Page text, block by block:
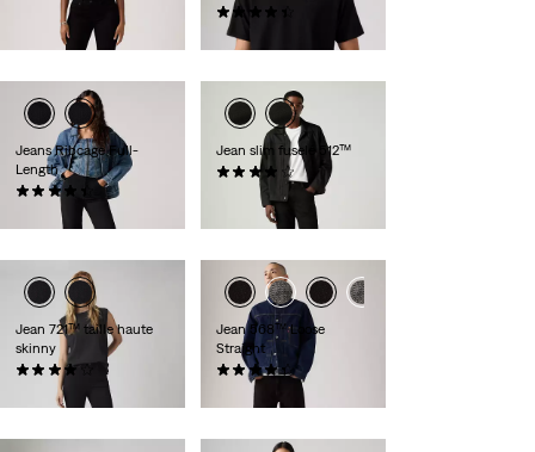
35,00 €
Jeans Ribcage Full-
Length
(534)
130,00 €
Jean slim fuselé 512™
(1110)
110,00 €
Jean 721™ taille haute
skinny
(1195)
110,00 €
Jean 568™ Loose
Straight
(394)
120,00 €